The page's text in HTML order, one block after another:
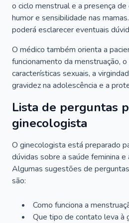
o ciclo menstrual e a presença de
humor e sensibilidade nas
poderá esclarecer eventuais
O médico também orienta a
funcionamento da menstruação,
características sexuais, a
gravidez na adolescência e a
Lista de perguntas
ginecologista
O ginecologista está preparado
dúvidas sobre a saúde feminina e
Algumas sugestões de
são:
Como funciona a
Que tipo de contato leva à